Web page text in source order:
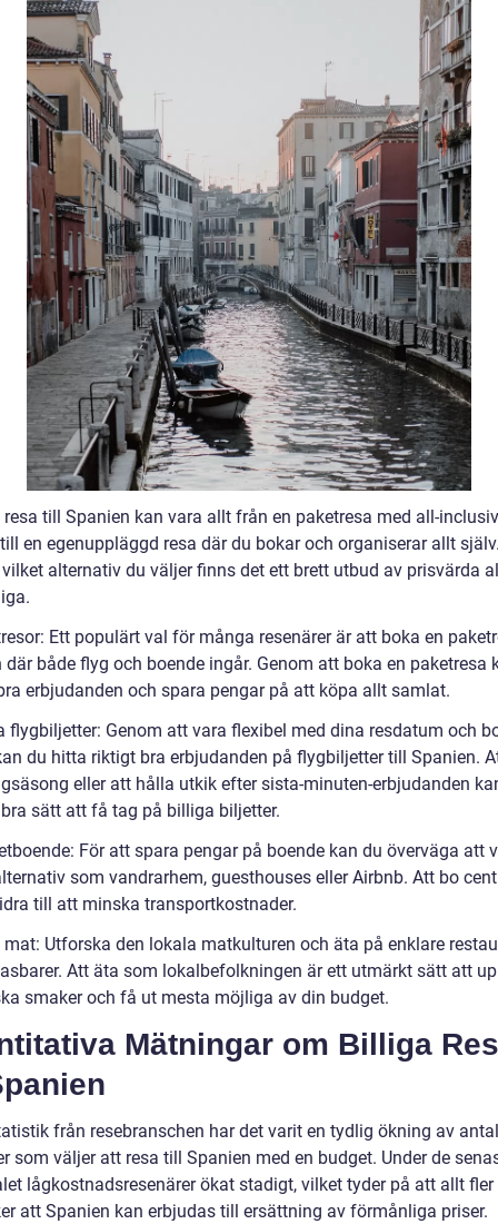
till Spanien kan vara allt från en paketresa med all-
en egenuppläggd resa där du bokar och organiserar allt
alternativ du väljer finns det ett brett utbud av prisvärda
Ett populärt val för många resenärer är att boka en
där både flyg och boende ingår. Genom att boka en paketresa
erbjudanden och spara pengar på att köpa allt samlat.
flygbiljetter: Genom att vara flexibel med dina resdatum och
du hitta riktigt bra erbjudanden på flygbiljetter till Spanien.
eller att hålla utkik efter sista-minuten-erbjudanden
sätt att få tag på billiga biljetter.
För att spara pengar på boende kan du överväga att
som vandrarhem, guesthouses eller Airbnb. Att bo
till att minska transportkostnader.
Utforska den lokala matkulturen och äta på enklare
Att äta som lokalbefolkningen är ett utmärkt sätt att
smaker och få ut mesta möjliga av din budget.
Mätningar om Billiga
från resebranschen har det varit en tydlig ökning av
som väljer att resa till Spanien med en budget. Under de
lågkostnadsresenärer ökat stadigt, vilket tyder på att allt fler
att Spanien kan erbjudas till ersättning av förmånliga priser.